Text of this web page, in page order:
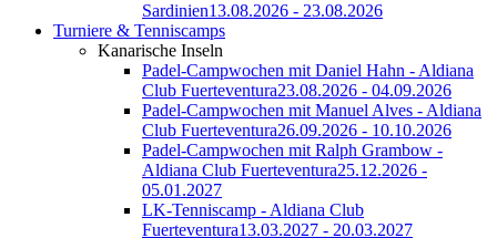
Sardinien13.08.2026 - 23.08.2026
Turniere & Tenniscamps
Kanarische Inseln
Padel-Campwochen mit Daniel Hahn - Aldiana
Club Fuerteventura23.08.2026 - 04.09.2026
Padel-Campwochen mit Manuel Alves - Aldiana
Club Fuerteventura26.09.2026 - 10.10.2026
Padel-Campwochen mit Ralph Grambow -
Aldiana Club Fuerteventura25.12.2026 -
05.01.2027
LK-Tenniscamp - Aldiana Club
Fuerteventura13.03.2027 - 20.03.2027